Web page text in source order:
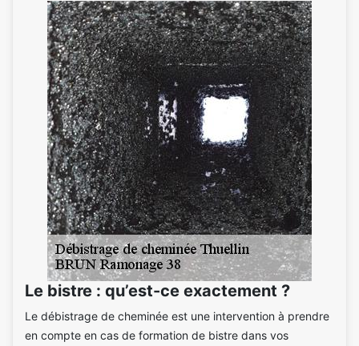
Le bistre : qu’est-ce exactement ?
Le débistrage de cheminée est une intervention à prendre
en compte en cas de formation de bistre dans vos